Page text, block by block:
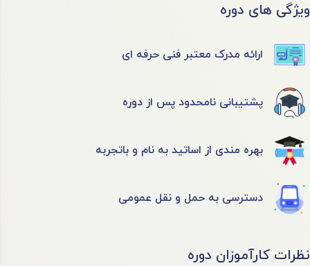
ویژگی های دوره
ارائه مدرک معتبر فنی حرفه ای
پشتیبانی نامحدود پس از دوره
بهره مندی از اساتید به نام و باتجربه
دسترسی به حمل و نقل عمومی
نظرات کارآموزان دوره